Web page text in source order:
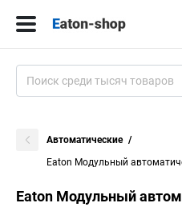
Автоматические
Eaton Модульный
Eaton Модульный